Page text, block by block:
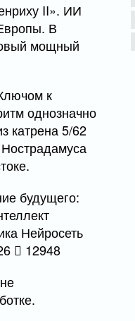
II». ИИ
В
мощный
к
однозначно
катрена 5/62
будущего:
Нейросеть
12948